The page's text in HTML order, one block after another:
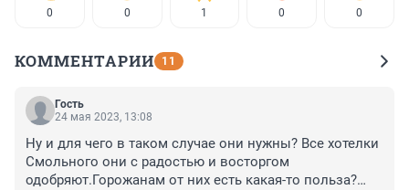
0 0 1 0 0
КОММЕНТАРИИ 11
Гость
24 мая 2023, 13:08
Ну и для чего в таком случае они нужны? Все хотелки
Смольного они с радостью и восторгом
одобряют.Горожанам от них есть какая-то польза?